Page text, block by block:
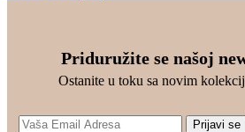
Priduružite se našoj
Ostanite u toku sa novim
Prijavi se